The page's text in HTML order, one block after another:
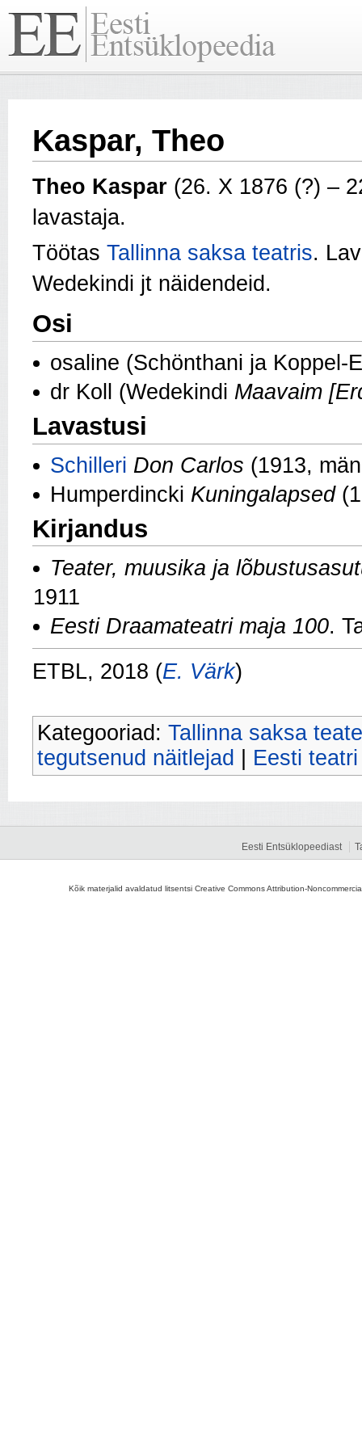
Kaspar, Theo
Theo Kaspar (26. X 1876 (?) –
lavastaja.
Töötas Tallinna saksa teatris.
Wedekindi jt näidendeid.
Osi
osaline (Schönthani ja Koppel-
dr Koll (Wedekindi Maavaim
Lavastusi
Schilleri Don Carlos (1913,
Humperdincki Kuningalapsed
Kirjandus
Teater, muusika ja
1911
Eesti Draamateatri maja 100.
ETBL, 2018 (E. Värk)
Kategooriad: Tallinna saksa
tegutsenud näitlejad
Eesti
Eesti Entsüklopeediast
Kõik materjalid avaldatud litsentsi Creative Commons Attribution-